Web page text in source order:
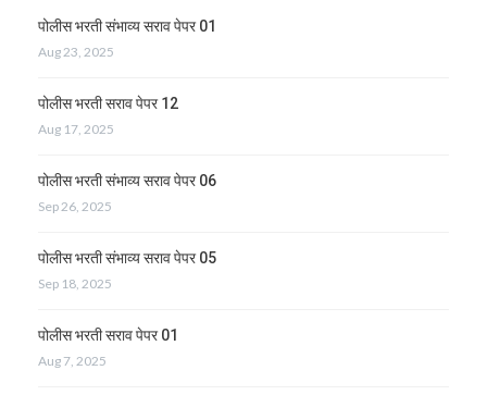
पोलीस भरती संभाव्य सराव पेपर 01
Aug 23, 2025
पोलीस भरती सराव पेपर 12
Aug 17, 2025
पोलीस भरती संभाव्य सराव पेपर 06
Sep 26, 2025
पोलीस भरती संभाव्य सराव पेपर 05
Sep 18, 2025
पोलीस भरती सराव पेपर 01
Aug 7, 2025